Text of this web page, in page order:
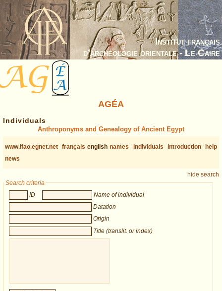
Institut français
d’archéologie orientale - Le Caire
AGÉA
Individuals
Anthroponyms and Genealogy of Ancient Egypt
www.ifao.egnet.net français english names individuals introduction help
news
hide search
Search criteria
ID
Name of individual
Datation
Origin
Title (translit. or index)